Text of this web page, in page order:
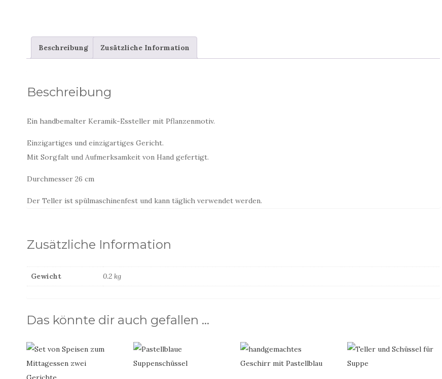
Beschreibung Zusätzliche Information
Beschreibung
Ein handbemalter Keramik-Essteller mit Pflanzenmotiv.
Einzigartiges und einzigartiges Gericht.
Mit Sorgfalt und Aufmerksamkeit von Hand gefertigt.
Durchmesser 26 cm
Der Teller ist spülmaschinenfest und kann täglich verwendet werden.
Zusätzliche Information
Gewicht 0.2 kg
Das könnte dir auch gefallen …